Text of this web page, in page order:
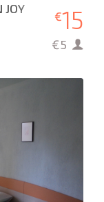
€15
€5